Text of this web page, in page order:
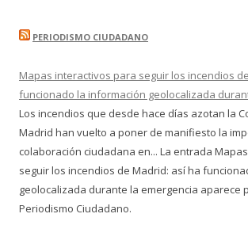
PERIODISMO CIUDADANO
Mapas interactivos para seguir los incendios
funcionado la información geolocalizada
Los incendios que desde hace días azotan la
Madrid han vuelto a poner de manifiesto la
colaboración ciudadana en... La entrada
seguir los incendios de Madrid: así ha
geolocalizada durante la emergencia aparece
Periodismo Ciudadano.